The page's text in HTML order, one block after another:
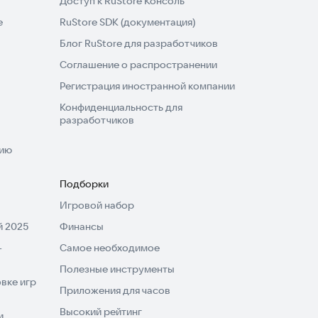
RuStore SDK (документация)
Блог RuStore для разработчиков
Соглашение о распространении
Регистрация иностранной компании
Конфиденциальность для
разработчиков
2025
игр
Подборки
Игровой набор
Финансы
Самое необходимое
Полезные инструменты
Приложения для часов
Высокий рейтинг